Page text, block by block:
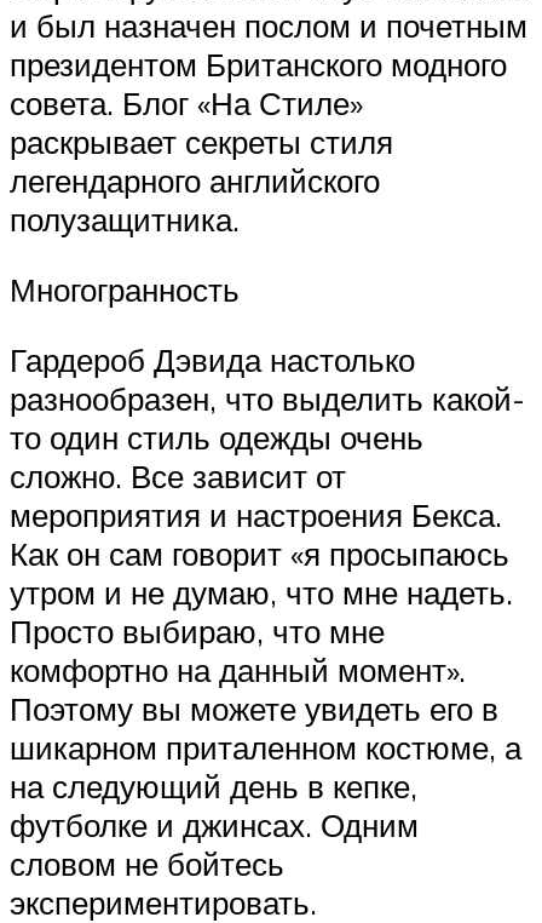
и был назначен послом и почетным
президентом Британского модного
совета. Блог «На Стиле»
раскрывает секреты стиля
легендарного английского
полузащитника.
Многогранность
Гардероб Дэвида настолько
разнообразен, что выделить какой-
то один стиль одежды очень
сложно. Все зависит от
мероприятия и настроения Бекса.
Как он сам говорит «я просыпаюсь
утром и не думаю, что мне надеть.
Просто выбираю, что мне
комфортно на данный момент».
Поэтому вы можете увидеть его в
шикарном приталенном костюме, а
на следующий день в кепке,
футболке и джинсах. Одним
словом не бойтесь
экспериментировать.